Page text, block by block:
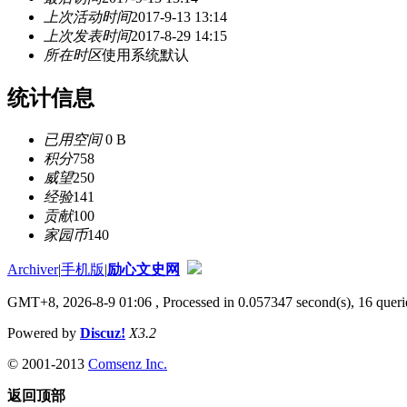
上次活动时间2017-9-13 13:14
上次发表时间2017-8-29 14:15
所在时区使用系统默认
统计信息
已用空间0 B
积分758
威望250
经验141
贡献100
家园币140
Archiver|手机版|励心文史网
GMT+8, 2026-8-9 01:06 , Processed in 0.057347 second(s), 16
Powered by Discuz! X3.2
© 2001-2013 Comsenz Inc.
返回顶部